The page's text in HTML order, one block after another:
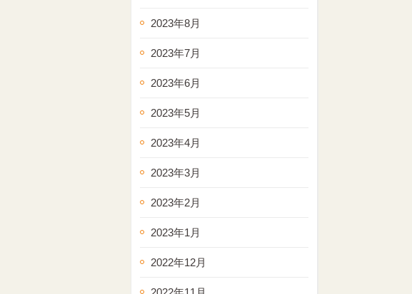
2023年8月
2023年7月
2023年6月
2023年5月
2023年4月
2023年3月
2023年2月
2023年1月
2022年12月